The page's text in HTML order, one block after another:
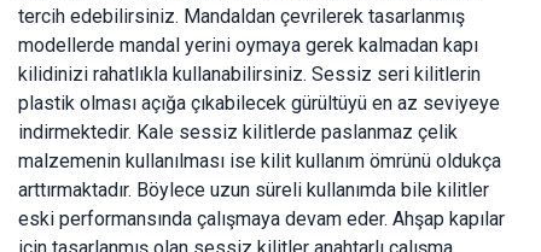
tercih edebilirsiniz. Mandaldan çevrilerek tasarlanmış
modellerde mandal yerini oymaya gerek kalmadan kapı
kilidinizi rahatlıkla kullanabilirsiniz. Sessiz seri kilitlerin
plastik olması açığa çıkabilecek gürültüyü en az seviyeye
indirmektedir. Kale sessiz kilitlerde paslanmaz çelik
malzemenin kullanılması ise kilit kullanım ömrünü oldukça
arttırmaktadır. Böylece uzun süreli kullanımda bile kilitler
eski performansında çalışmaya devam eder. Ahşap kapılar